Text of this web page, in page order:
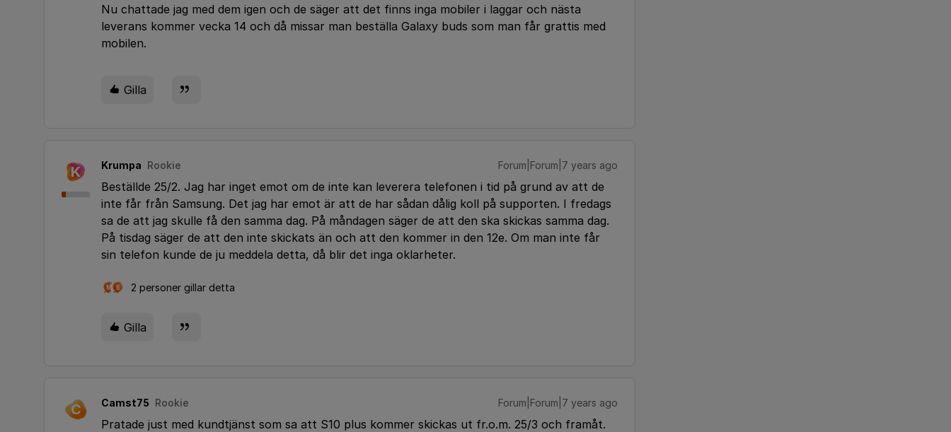
Nu chattade jag med dem igen och de säger att det finns inga mobiler i laggar och nästa
leverans kommer vecka 14 och då missar man beställa Galaxy buds som man får grattis med
mobilen.
Gilla
K Krumpa Rookie Forum|Forum|7 years ago
Beställde 25/2. Jag har inget emot om de inte kan leverera telefonen i tid på grund av att de
inte får från Samsung. Det jag har emot är att de har sådan dålig koll på supporten. I fredags
sa de att jag skulle få den samma dag. På måndagen säger de att den ska skickas samma dag.
På tisdag säger de att den inte skickats än och att den kommer in den 12e. Om man inte får
sin telefon kunde de ju meddela detta, då blir det inga oklarheter.
M B 2 personer gillar detta
Gilla
C Camst75 Rookie Forum|Forum|7 years ago
Pratade just med kundtjänst som sa att S10 plus kommer skickas ut fr.o.m. 25/3 och framåt.